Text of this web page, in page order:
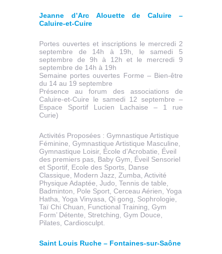
Jeanne d’Arc Alouette de Caluire –
Caluire-et-Cuire
Portes ouvertes et inscriptions le mercredi 2
septembre de 14h à 19h, le samedi 5
septembre de 9h à 12h et le mercredi 9
septembre de 14h à 19h
Semaine portes ouvertes Forme – Bien-être
du 14 au 19 septembre
Présence au forum des associations de
Caluire-et-Cuire le samedi 12 septembre –
Espace Sportif Lucien Lachaise – 1 rue
Curie)
Activités Proposées : Gymnastique Artistique
Féminine, Gymnastique Artistique Masculine,
Gymnastique Loisir, École d’Acrobatie, Éveil
des premiers pas, Baby Gym, Éveil Sensoriel
et Sportif, Ecole des Sports, Danse
Classique, Modern Jazz, Zumba, Activité
Physique Adaptée, Judo, Tennis de table,
Badminton, Pole Sport, Cerceau Aérien, Yoga
Hatha, Yoga Vinyasa, Qi gong, Sophrologie,
Taï Chi Chuan, Functional Training, Gym
Form’ Détente, Stretching, Gym Douce,
Pilates, Cardiosculpt.
Saint Louis Ruche – Fontaines-sur-Saône